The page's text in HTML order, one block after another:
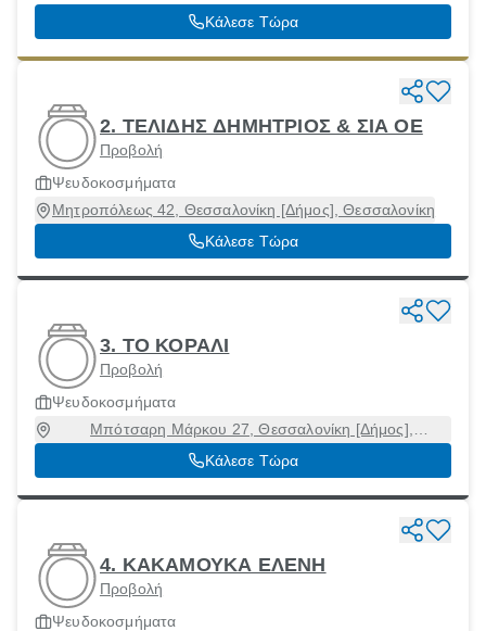
Κάλεσε Τώρα
2. ΤΕΛΙΔΗΣ ΔΗΜΗΤΡΙΟΣ & ΣΙΑ ΟΕ
Προβολή
Ψευδοκοσμήματα
Μητροπόλεως 42, Θεσσαλονίκη [Δήμος], Θεσσαλονίκη
Κάλεσε Τώρα
3. ΤΟ ΚΟΡΑΛΙ
Προβολή
Ψευδοκοσμήματα
Μπότσαρη Μάρκου 27, Θεσσαλονίκη [Δήμος],
Θεσσαλονίκη, 54643
Κάλεσε Τώρα
4. ΚΑΚΑΜΟΥΚΑ ΕΛΕΝΗ
Προβολή
Ψευδοκοσμήματα